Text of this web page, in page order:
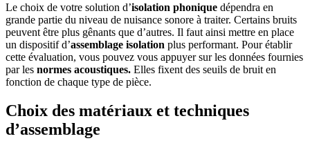
Le choix de votre solution d’isolation phonique dépendra en
grande partie du niveau de nuisance sonore à traiter. Certains bruits
peuvent être plus gênants que d’autres. Il faut ainsi mettre en place
un dispositif d’assemblage isolation plus performant. Pour établir
cette évaluation, vous pouvez vous appuyer sur les données fournies
par les normes acoustiques. Elles fixent des seuils de bruit en
fonction de chaque type de pièce.
Choix des matériaux et techniques
d’assemblage